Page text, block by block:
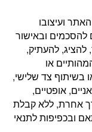
ועיצובו
ובאישור
להעתיק,
או
בשיתוף צד שלישי,
אופטיים,
אחרת, ללא קבלת
ובכפיפות לתנאי